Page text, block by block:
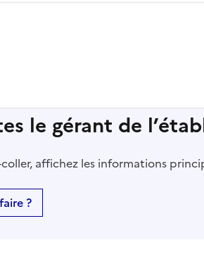
le gérant de
affichez les informations
?